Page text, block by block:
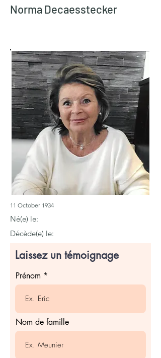
Norma Decaesstecker
11 October 1934
Né(e) le:
Décède(e) le:
Laissez un témoignage
Prénom
Nom de famille